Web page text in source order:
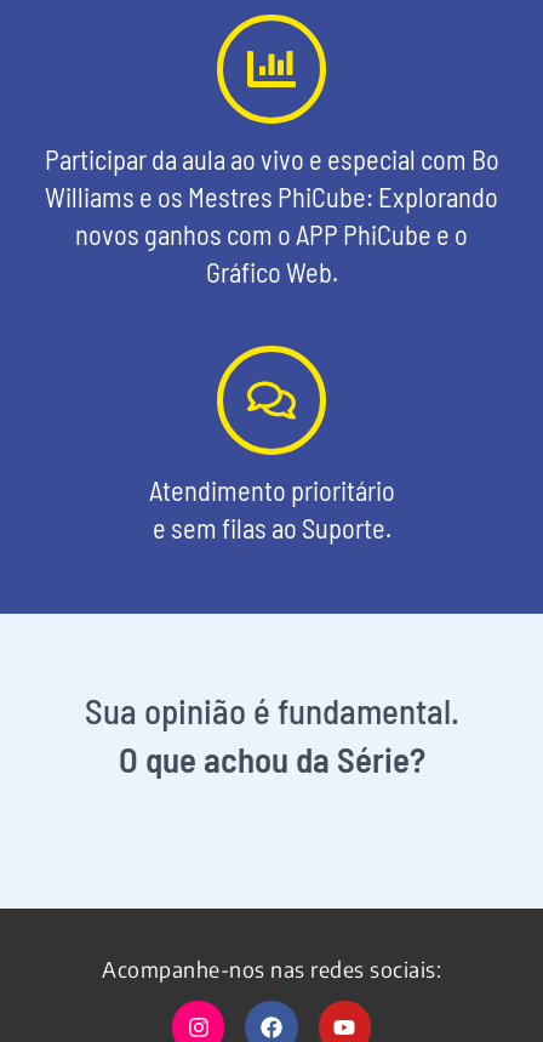
Participar da aula ao vivo e especial com Bo
Williams e os Mestres PhiCube: Explorando
novos ganhos com o APP PhiCube e o
Gráfico Web.
Atendimento prioritário
e sem filas ao Suporte.
Sua opinião é fundamental.
O que achou da Série?
Acompanhe-nos nas redes sociais: